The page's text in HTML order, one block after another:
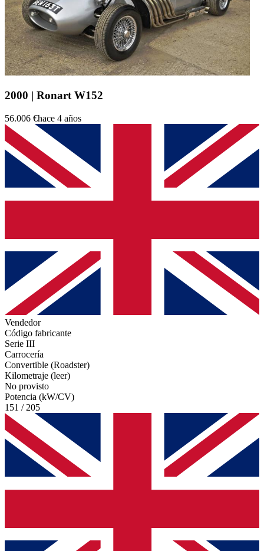
2000 | Ronart W152
56.006 €hace 4 años
Vendedor
Código fabricante
Serie III
Carrocería
Convertible (Roadster)
Kilometraje (leer)
No provisto
Potencia (kW/CV)
151 / 205